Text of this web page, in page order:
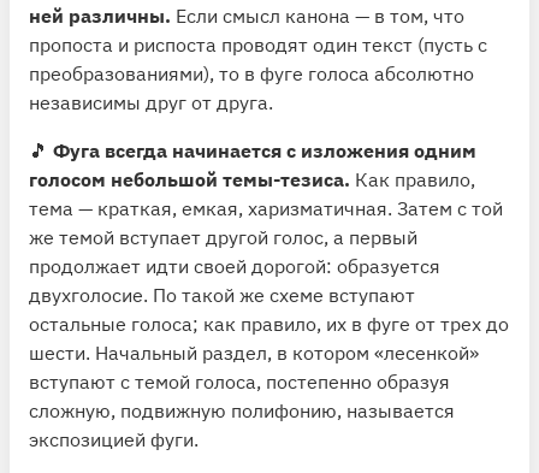
ней различны. Если смысл канона — в том, что
пропоста и риспоста проводят один текст (пусть с
преобразованиями), то в фуге голоса абсолютно
независимы друг от друга.
🎵 Фуга всегда начинается с изложения одним
голосом небольшой темы-тезиса. Как правило,
тема — краткая, емкая, харизматичная. Затем с той
же темой вступает другой голос, а первый
продолжает идти своей дорогой: образуется
двухголосие. По такой же схеме вступают
остальные голоса; как правило, их в фуге от трех до
шести. Начальный раздел, в котором «лесенкой»
вступают с темой голоса, постепенно образуя
сложную, подвижную полифонию, называется
экспозицией фуги.